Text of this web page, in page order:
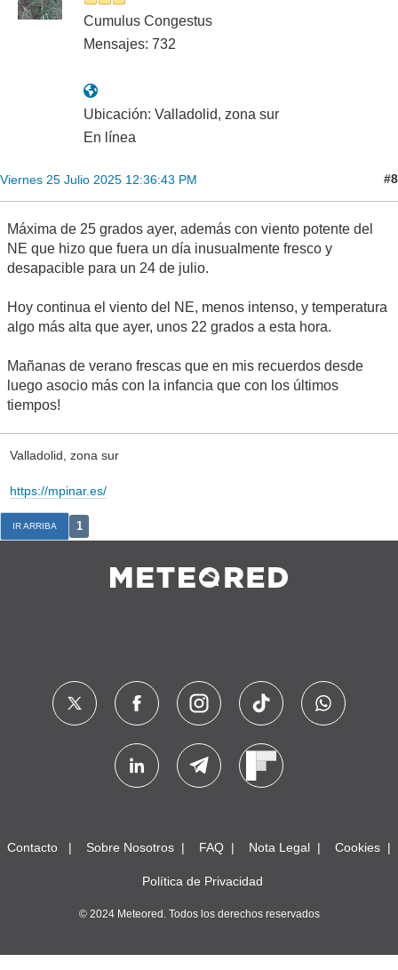
Cumulus Congestus
Mensajes: 732
Ubicación: Valladolid, zona sur
En línea
Viernes 25 Julio 2025 12:36:43 PM #8
Máxima de 25 grados ayer, además con viento potente del
NE que hizo que fuera un día inusualmente fresco y
desapacible para un 24 de julio.
Hoy continua el viento del NE, menos intenso, y temperatura
algo más alta que ayer, unos 22 grados a esta hora.
Mañanas de verano frescas que en mis recuerdos desde
luego asocio más con la infancia que con los últimos
tiempos!
Valladolid, zona sur
https://mpinar.es/
IR ARRIBA 1
Contacto Sobre Nosotros FAQ Nota Legal Cookies
Política de Privacidad
© 2024 Meteored. Todos los derechos reservados